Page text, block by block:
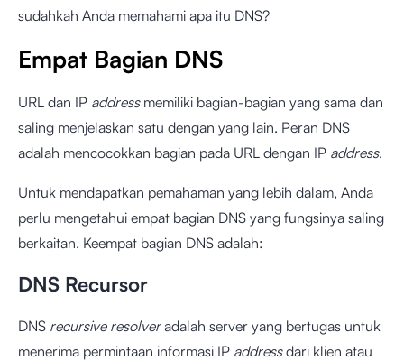
sudahkah Anda memahami apa itu DNS?
Empat Bagian DNS
URL dan IP addressmemiliki bagian-bagian yang sama dan
saling menjelaskan satu dengan yang lain. Peran DNS
adalah mencocokkan bagian pada URL dengan IP address.
Untuk mendapatkan pemahaman yang lebih dalam, Anda
perlu mengetahui empat bagian DNS yang fungsinya saling
berkaitan. Keempat bagian DNS adalah:
DNS Recursor
DNS recursive resolveradalah server yang bertugas untuk
menerima permintaan informasi IP addressdari klien atau